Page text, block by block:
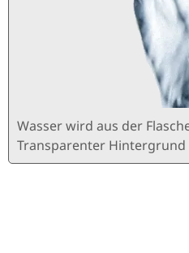
Wasser wird aus der
Transparenter Hintergrund